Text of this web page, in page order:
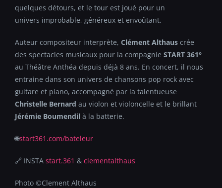
quelques détours, et le tour est joué pour un
univers improbable, généreux et envoûtant.
Auteur compositeur interprète, Clément Althaus crée
des spectacles musicaux pour la compagnie START 361°
au Théâtre Anthéa depuis déjà 8 ans. En concert, il nous
entraine dans son univers de chansons pop rock avec
guitare et piano, accompagné par la talentueuse
Christelle Bernard au violon et violoncelle et le brillant
Jérémie Boumendil à la batterie.
🌐start361.com/bateleur
🔗 INSTA start.361 & clementalthaus
Photo ©Clement Althaus